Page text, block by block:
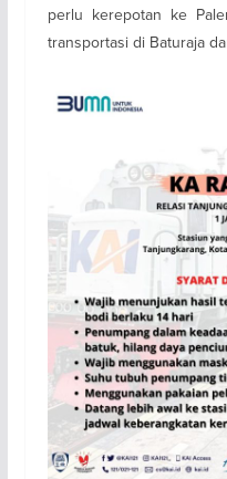
perlu kerepotan ke
transportasi di Baturaja